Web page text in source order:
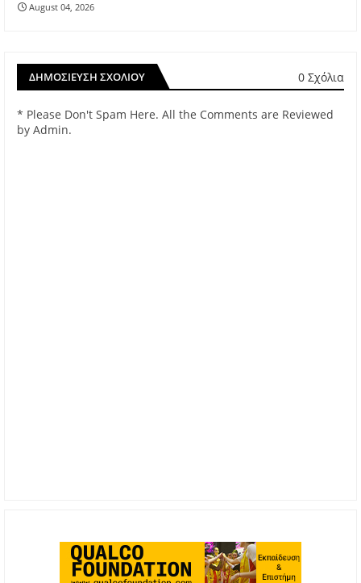
August 04, 2026
ΔΗΜΟΣΊΕΥΣΗ ΣΧΟΛΊΟΥ 0 Σχόλια
* Please Don't Spam Here. All the Comments are Reviewed
by Admin.